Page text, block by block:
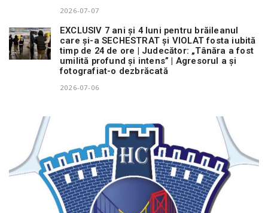
2026-07-07
EXCLUSIV 7 ani și 4 luni pentru brăileanul
care și-a SECHESTRAT și VIOLAT fosta iubită
timp de 24 de ore | Judecător: „Tânăra a fost
umilită profund și intens” | Agresorul a și
fotografiat-o dezbrăcată
2026-07-06